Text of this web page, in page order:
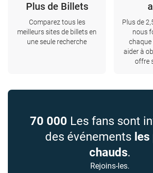
Plus de Billets
Comparez tous les
meilleurs sites de billets en
une seule recherche
Plus de
nous
chaque
aider à
offre
70 000 Les fans sont
des événements
chauds.
Rejoins-les.